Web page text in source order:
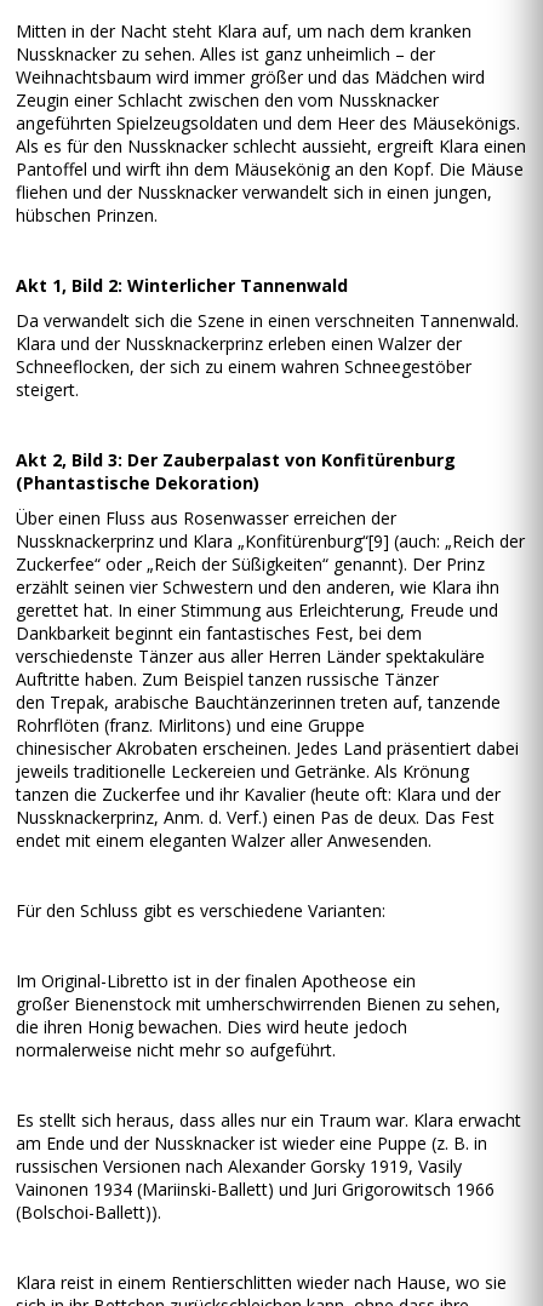
Mitten in der Nacht steht Klara auf, um nach dem kranken
Nussknacker zu sehen. Alles ist ganz unheimlich – der
Weihnachtsbaum wird immer größer und das Mädchen wird
Zeugin einer Schlacht zwischen den vom Nussknacker
angeführten Spielzeugsoldaten und dem Heer des Mäusekönigs.
Als es für den Nussknacker schlecht aussieht, ergreift Klara einen
Pantoffel und wirft ihn dem Mäusekönig an den Kopf. Die Mäuse
fliehen und der Nussknacker verwandelt sich in einen jungen,
hübschen Prinzen.
Akt 1, Bild 2: Winterlicher Tannenwald
Da verwandelt sich die Szene in einen verschneiten Tannenwald.
Klara und der Nussknackerprinz erleben einen Walzer der
Schneeflocken, der sich zu einem wahren Schneegestöber
steigert.
Akt 2, Bild 3: Der Zauberpalast von Konfitürenburg
(Phantastische Dekoration)
Über einen Fluss aus Rosenwasser erreichen der
Nussknackerprinz und Klara „Konfitürenburg“[9] (auch: „Reich der
Zuckerfee“ oder „Reich der Süßigkeiten“ genannt). Der Prinz
erzählt seinen vier Schwestern und den anderen, wie Klara ihn
gerettet hat. In einer Stimmung aus Erleichterung, Freude und
Dankbarkeit beginnt ein fantastisches Fest, bei dem
verschiedenste Tänzer aus aller Herren Länder spektakuläre
Auftritte haben. Zum Beispiel tanzen russische Tänzer
den Trepak, arabische Bauchtänzerinnen treten auf, tanzende
Rohrflöten (franz. Mirlitons) und eine Gruppe
chinesischer Akrobaten erscheinen. Jedes Land präsentiert dabei
jeweils traditionelle Leckereien und Getränke. Als Krönung
tanzen die Zuckerfee und ihr Kavalier (heute oft: Klara und der
Nussknackerprinz, Anm. d. Verf.) einen Pas de deux. Das Fest
endet mit einem eleganten Walzer aller Anwesenden.
Für den Schluss gibt es verschiedene Varianten:
Im Original-Libretto ist in der finalen Apotheose ein
großer Bienenstock mit umherschwirrenden Bienen zu sehen,
die ihren Honig bewachen. Dies wird heute jedoch
normalerweise nicht mehr so aufgeführt.
Es stellt sich heraus, dass alles nur ein Traum war. Klara erwacht
am Ende und der Nussknacker ist wieder eine Puppe (z. B. in
russischen Versionen nach Alexander Gorsky 1919, Vasily
Vainonen 1934 (Mariinski-Ballett) und Juri Grigorowitsch 1966
(Bolschoi-Ballett)).
Klara reist in einem Rentierschlitten wieder nach Hause, wo sie